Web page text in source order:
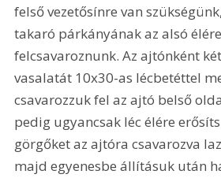
felső vezetősínre van
takaró párkányának az alsó
felcsavaroznunk. Az ajtónként
vasalatát 10x30-as lécbetéttel
csavarozzuk fel az ajtó belső
pedig ugyancsak léc élére
görgőket az ajtóra csavarozva
majd egyenesbe állításuk után